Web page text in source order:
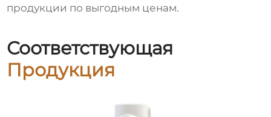
продукции по выгодным ценам.
Соответствующая
Продукция